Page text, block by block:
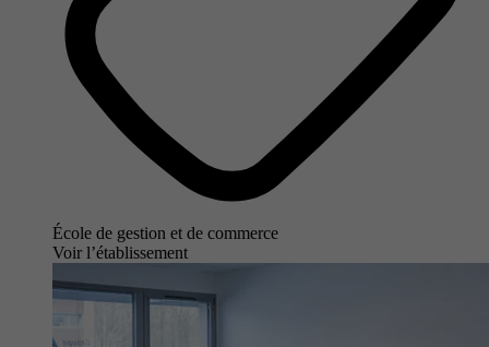
École de gestion et de commerce
Voir l’établissement